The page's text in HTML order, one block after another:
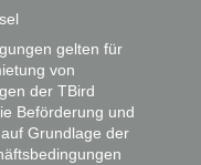
gelten für
von
der TBird
Beförderung und
Grundlage der